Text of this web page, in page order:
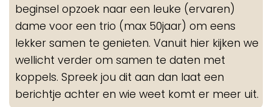
beginsel opzoek naar een leuke (ervaren)
dame voor een trio (max 50jaar) om eens
lekker samen te genieten. Vanuit hier kijken we
wellicht verder om samen te daten met
koppels. Spreek jou dit aan dan laat een
berichtje achter en wie weet komt er meer uit.